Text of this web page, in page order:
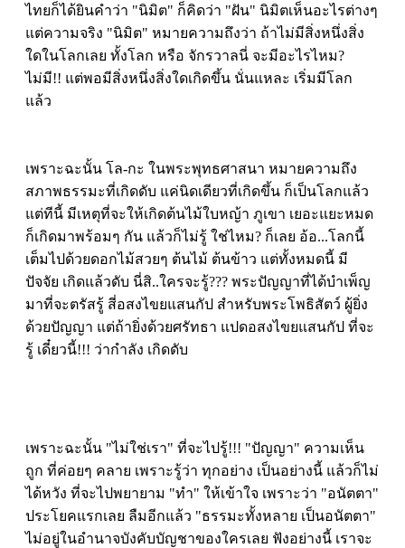
ไทยก็ได้ยินคำว่า "นิมิต" ก็คิดว่า "ฝัน" นิมิตเห็นอะไรต่างๆ
แต่ความจริง "นิมิต" หมายความถึงว่า ถ้าไม่มีสิ่งหนึ่งสิ่ง
ใดในโลกเลย ทั้งโลก หรือ จักรวาลนี่ จะมีอะไรไหม?
ไม่มี!! แต่พอมีสิ่งหนึ่งสิ่งใดเกิดขึ้น นั่นแหละ เริ่มมีโลก
แล้ว
เพราะฉะนั้น โล-กะ ในพระพุทธศาสนา หมายความถึง
สภาพธรรมะที่เกิดดับ แค่นิดเดียวที่เกิดขึ้น ก็เป็นโลกแล้ว
แต่ทีนี้ มีเหตุที่จะให้เกิดต้นไม้ใบหญ้า ภูเขา เยอะแยะหมด
ก็เกิดมาพร้อมๆ กัน แล้วก็ไม่รู้ ใช่ไหม? ก็เลย อ้อ...โลกนี้
เต็มไปด้วยดอกไม้สวยๆ ต้นไม้ ต้นข้าว แต่ทั้งหมดนี้ มี
ปัจจัย เกิดแล้วดับ นี่สิ..ใครจะรู้??? พระปัญญาที่ได้บำเพ็ญ
มาที่จะตรัสรู้ สี่อสงไขยแสนกัป สำหรับพระโพธิสัตว์ ผู้ยิ่ง
ด้วยปัญญา แต่ถ้ายิ่งด้วยศรัทธา แปดอสงไขยแสนกัป ที่จะ
รู้ เดี๋ยวนี้!!! ว่ากำลัง เกิดดับ
เพราะฉะนั้น "ไม่ใช่เรา" ที่จะไปรู้!!! "ปัญญา" ความเห็น
ถูก ที่ค่อยๆ คลาย เพราะรู้ว่า ทุกอย่าง เป็นอย่างนี้ แล้วก็ไม่
ได้หวัง ที่จะไปพยายาม "ทำ" ให้เข้าใจ เพราะว่า "อนัตตา"
ประโยคแรกเลย ลืมอีกแล้ว "ธรรมะทั้งหลาย เป็นอนัตตา"
ไม่อยู่ในอำนาจบังคับบัญชาของใครเลย ฟังอย่างนี้ เราจะ